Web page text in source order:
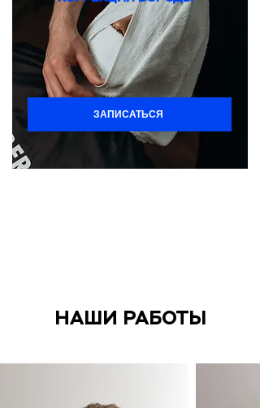
ЗАПИСАТЬСЯ
НАШИ РАБОТЫ